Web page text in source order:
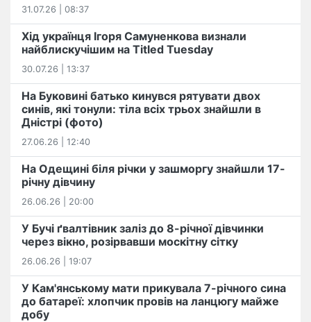
31.07.26 | 08:37
Хід українця Ігоря Самуненкова визнали
найблискучішим на Titled Tuesday
30.07.26 | 13:37
На Буковині батько кинувся рятувати двох
синів, які тонули: тіла всіх трьох знайшли в
Дністрі (фото)
27.06.26 | 12:40
На Одещині біля річки у зашморгу знайшли 17-
річну дівчину
26.06.26 | 20:00
У Бучі ґвалтівник заліз до 8-річної дівчинки
через вікно, розірвавши москітну сітку
26.06.26 | 19:07
У Кам'янському мати прикувала 7-річного сина
до батареї: хлопчик провів на ланцюгу майже
добу